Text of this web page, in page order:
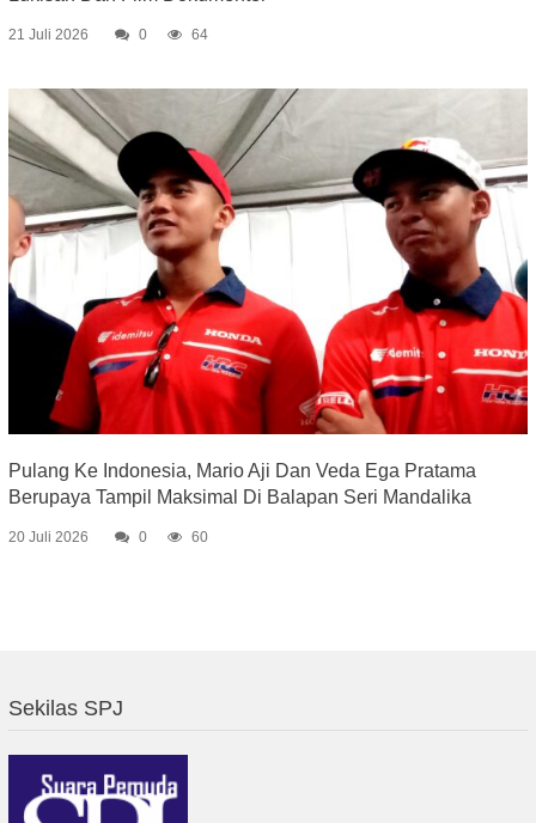
21 Juli 2026 0 64
Pulang Ke Indonesia, Mario Aji Dan Veda Ega Pratama
Berupaya Tampil Maksimal Di Balapan Seri Mandalika
20 Juli 2026 0 60
Sekilas SPJ